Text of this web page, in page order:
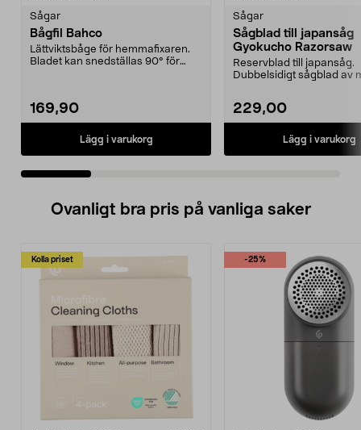
Sågar
Bågfil Bahco
Lättviktsbåge för hemmafixaren.
Bladet kan snedställas 90° för
169,90
Lägg i varukorg
Sågar
Sågblad till japansåg
Gyokucho Razorsaw
Reservblad till japansåg.
Dubbelsidigt sågblad av
229,00
Lägg i varukorg
Ovanligt bra pris på vanliga saker
Kolla priset -25%